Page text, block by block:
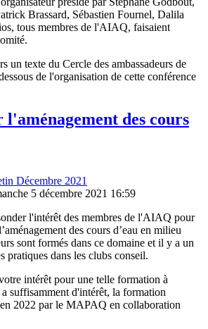
Brassard, Sébastien Fournel, Dalila
tous membres de l'AIAQ, faisaient
un texte du Cercle des ambassadeurs de
de l'organisation de cette conférence
des cours
Décembre 2021
5 décembre 2021 16:59
l'intérêt des membres de l'AIAQ pour
des cours d’eau en milieu
sont formés dans ce domaine et il y a un
pratiques dans les clubs conseil.
intérêt pour une telle formation à
suffisamment d'intérêt, la formation
2022 par le MAPAQ en collaboration